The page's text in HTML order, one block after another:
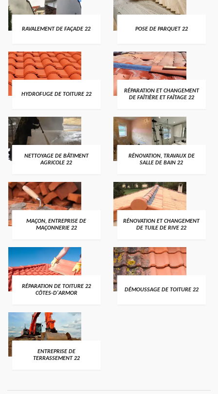
RAVALEMENT DE FAÇADE 22 POSE DE PARQUET 22
HYDROFUGE DE TOITURE 22
RÉPARATION ET CHANGEMENT
DE FAÎTIÈRE ET FAÎTAGE 22
NETTOYAGE DE BÂTIMENT
AGRICOLE 22
RÉNOVATION, TRAVAUX DE
SALLE DE BAIN 22
MAÇON, ENTREPRISE DE
MAÇONNERIE 22
RÉNOVATION ET CHANGEMENT
DE TUILE DE RIVE 22
RÉPARATION DE TOITURE 22
CÔTES-D'ARMOR
DÉMOUSSAGE DE TOITURE 22
ENTREPRISE DE
TERRASSEMENT 22